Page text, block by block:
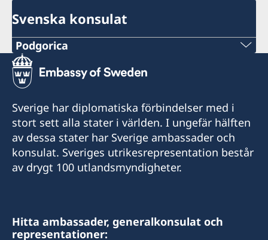
Svenska konsulat
Podgorica
Telefonnummer
+382 20 22 97 30
Epost adress
info@lawoffice-vujacic.com
Faxnummer
Law Office Vujačić
Bulevar Ivana Crnojevica 56/2
Sverige har diplomatiska förbindelser med i
stort sett alla stater i världen. I ungefär hälften
av dessa stater har Sverige ambassader och
konsulat. Sveriges utrikesrepresentation består
av drygt 100 utlandsmyndigheter.
Hitta ambassader, generalkonsulat och
representationer: